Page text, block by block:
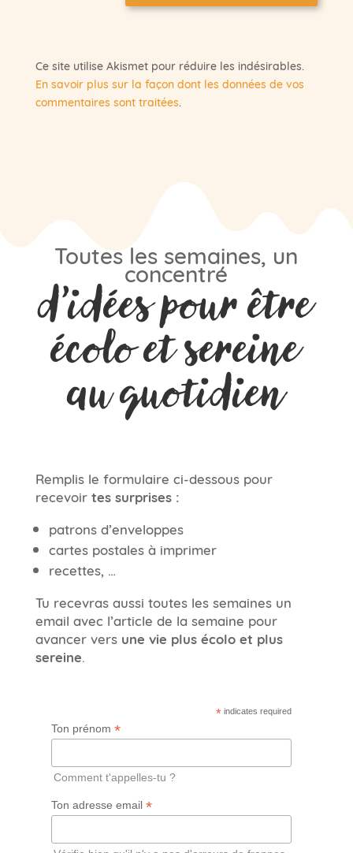
Ce site utilise Akismet pour réduire les indésirables.
En savoir plus sur la façon dont les données de vos
commentaires sont traitées.
Toutes les semaines, un
concentré
d’idées pour être
écolo et sereine
au quotidien
Remplis le formulaire ci-dessous pour
recevoir tes surprises :
patrons d’enveloppes
cartes postales à imprimer
recettes, …
Tu recevras aussi toutes les semaines un
email avec l’article de la semaine pour
avancer vers une vie plus écolo et plus
sereine.
* indicates required
Ton prénom *
Comment t'appelles-tu ?
Ton adresse email *